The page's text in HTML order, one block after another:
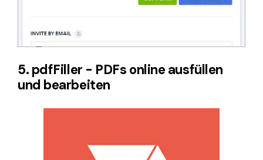
5. pdfFiller - PDFs online ausfüllen
und bearbeiten